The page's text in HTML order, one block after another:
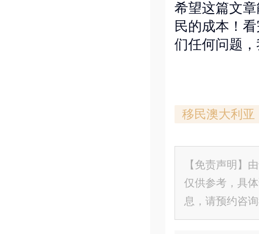
希望这篇文
民的成本！
们任何问题，
移民澳大利亚
【免责声明】
仅供参考，具
息，请预约咨